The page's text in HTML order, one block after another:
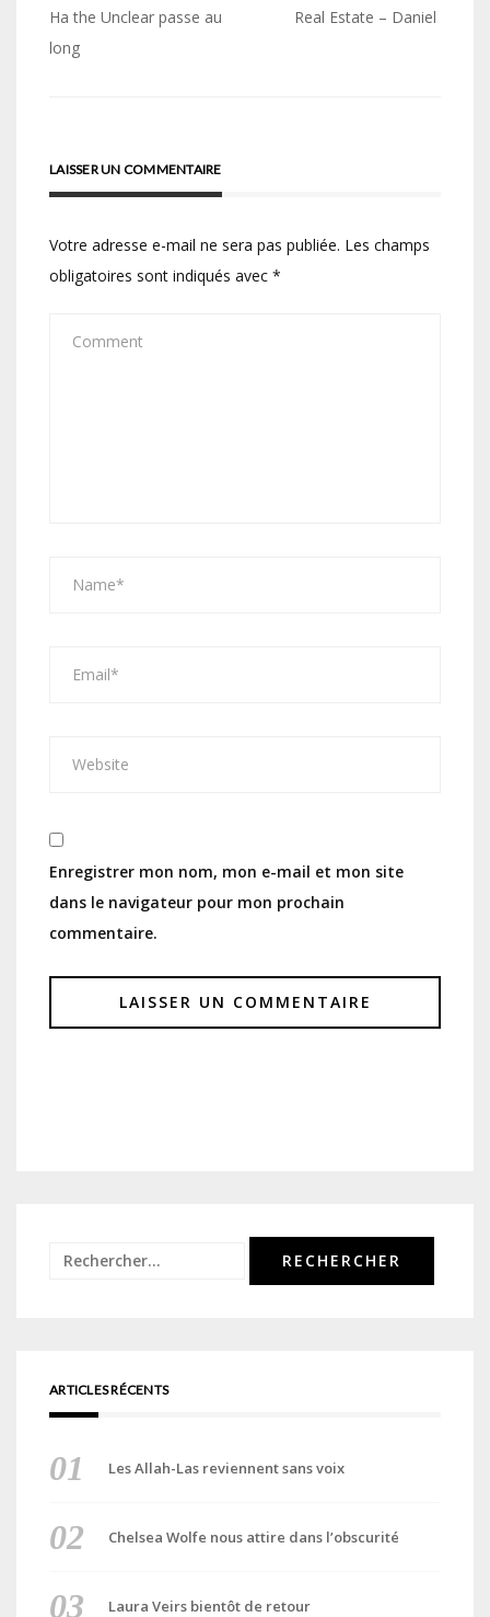
Navigation
de
Ha the Unclear passe au
long
Real Estate – Daniel
LAISSER UN COMMENTAIRE
Votre adresse e-mail ne sera pas publiée. Les champs
obligatoires sont indiqués avec *
Enregistrer mon nom, mon e-mail et mon site
dans le navigateur pour mon prochain
commentaire.
Rechercher :
ARTICLES RÉCENTS
Les Allah-Las reviennent sans voix
Chelsea Wolfe nous attire dans l’obscurité
Laura Veirs bientôt de retour